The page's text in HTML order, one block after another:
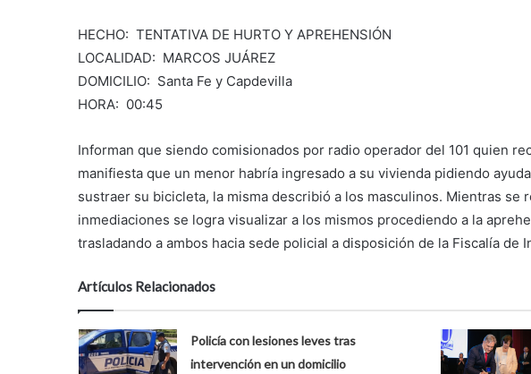
HECHO: TENTATIVA DE HURTO Y APREHENSIÓN
LOCALIDAD: MARCOS JUÁREZ
DOMICILIO: Santa Fe y Capdevilla
HORA: 00:45
Informan que siendo comisionados por radio operador del 101 quien
manifiesta que un menor habría ingresado a su vivienda pidiendo
sustraer su bicicleta, la misma describió a los masculinos. Mientras se
inmediaciones se logra visualizar a los mismos procediendo a la
trasladando a ambos hacia sede policial a disposición de la Fiscalía de
Artículos Relacionados
Policía con lesiones leves tras
intervención en un domicilio